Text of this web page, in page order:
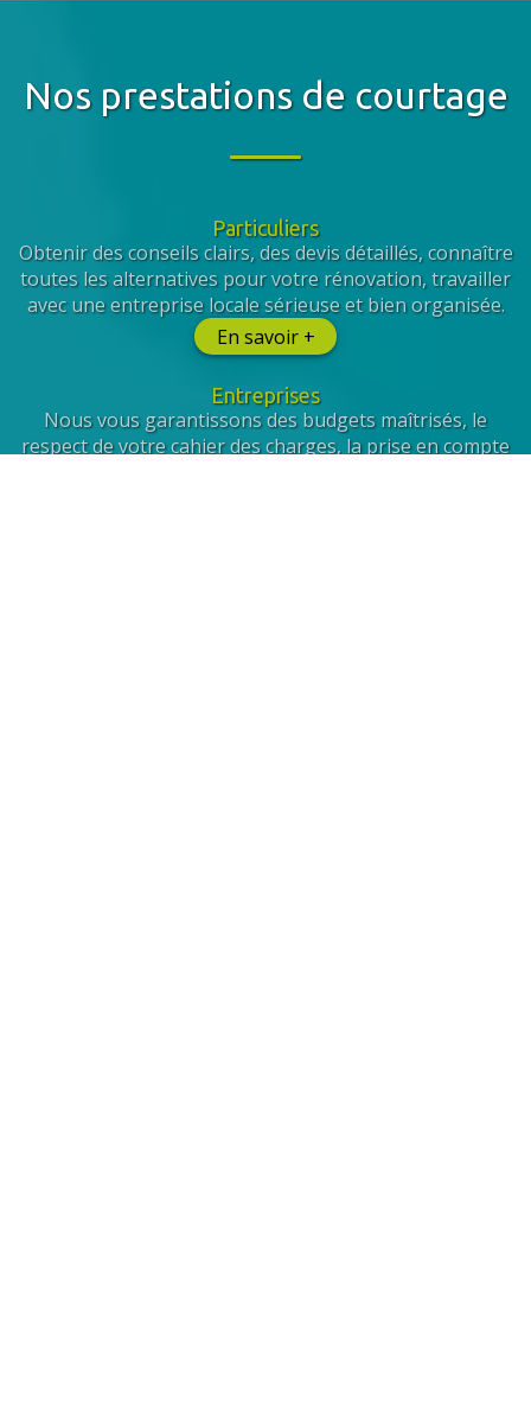
Nos prestations de courtage
Particuliers
Obtenir des conseils clairs, des devis détaillés, connaître
toutes les alternatives pour votre rénovation, travailler
avec une entreprise locale sérieuse et bien organisée.
En savoir +
Entreprises
Nous vous garantissons des budgets maîtrisés, le
respect de votre cahier des charges, la prise en compte